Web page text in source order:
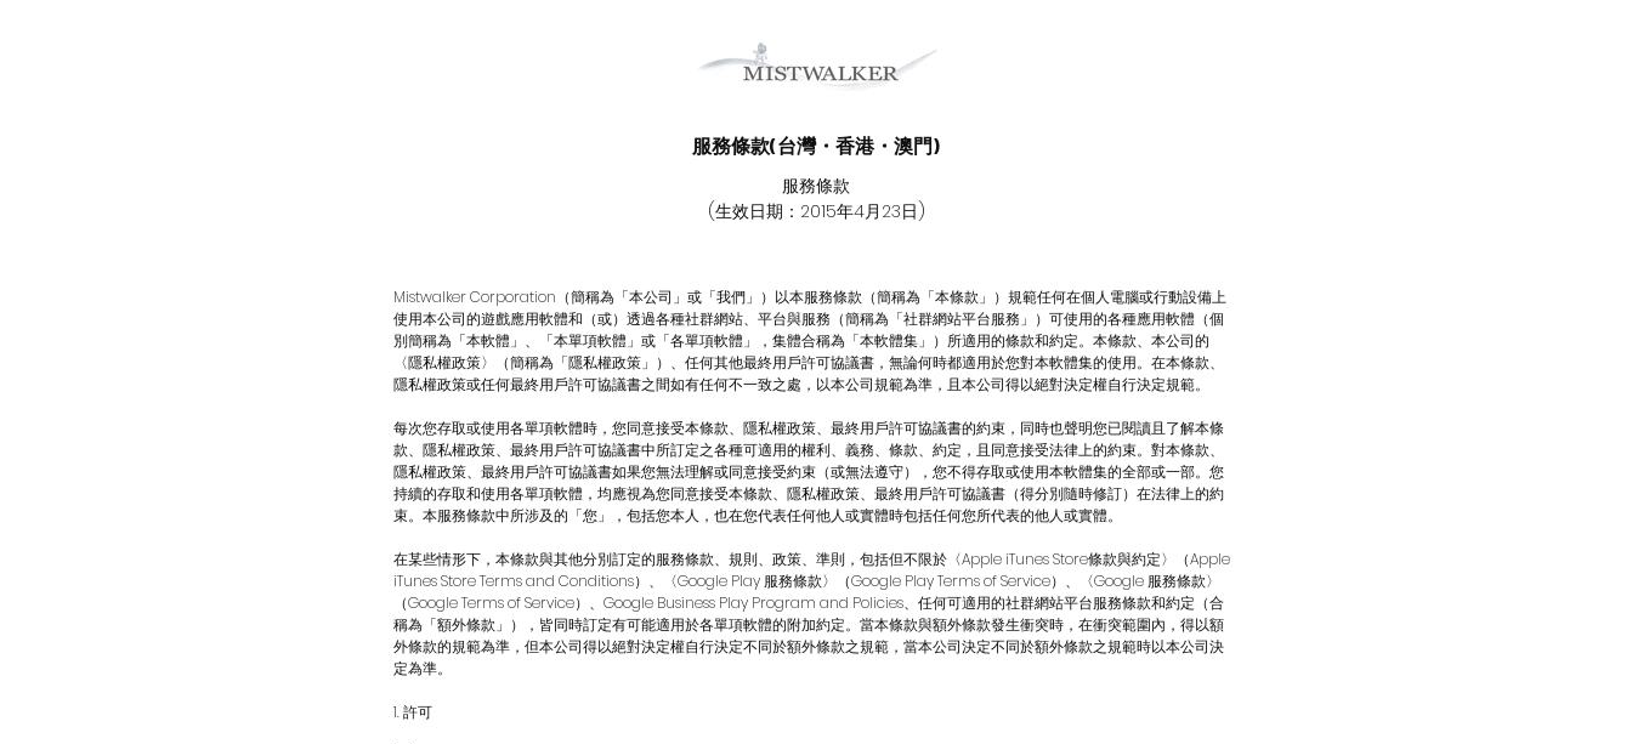
服務條款(台灣・香港・澳門)
服務條款
(生效日期：2015年4月23日)
Mistwalker Corporation（簡稱為「本公司」或「我們」）以本服務條款（簡稱為「本條款」）規範任何在個人電腦或行動設備上
使用本公司的遊戲應用軟體和（或）透過各種社群網站、平台與服務（簡稱為「社群網站平台服務」）可使用的各種應用軟體（個
別簡稱為「本軟體」、「本單項軟體」或「各單項軟體」，集體合稱為「本軟體集」）所適用的條款和約定。本條款、本公司的
〈隱私權政策〉（簡稱為「隱私權政策」）、任何其他最終用戶許可協議書，無論何時都適用於您對本軟體集的使用。在本條款、
隱私權政策或任何最終用戶許可協議書之間如有任何不一致之處，以本公司規範為準，且本公司得以絕對決定權自行決定規範。
每次您存取或使用各單項軟體時，您同意接受本條款、隱私權政策、最終用戶許可協議書的約束，同時也聲明您已閱讀且了解本條
款、隱私權政策、最終用戶許可協議書中所訂定之各種可適用的權利、義務、條款、約定，且同意接受法律上的約束。對本條款、
隱私權政策、最終用戶許可協議書如果您無法理解或同意接受約束（或無法遵守），您不得存取或使用本軟體集的全部或一部。您
持續的存取和使用各單項軟體，均應視為您同意接受本條款、隱私權政策、最終用戶許可協議書（得分別隨時修訂）在法律上的約
束。本服務條款中所涉及的「您」，包括您本人，也在您代表任何他人或實體時包括任何您所代表的他人或實體。
在某些情形下，本條款與其他分別訂定的服務條款、規則、政策、準則，包括但不限於〈Apple iTunes Store條款與約定〉（Apple
iTunes Store Terms and Conditions）、〈Google Play 服務條款〉（Google Play Terms of Service）、〈Google 服務條款〉
（Google Terms of Service）、Google Business Play Program and Policies、任何可適用的社群網站平台服務條款和約定（合
稱為「額外條款」），皆同時訂定有可能適用於各單項軟體的附加約定。當本條款與額外條款發生衝突時，在衝突範圍內，得以額
外條款的規範為準，但本公司得以絕對決定權自行決定不同於額外條款之規範，當本公司決定不同於額外條款之規範時以本公司決
定為準。
1. 許可